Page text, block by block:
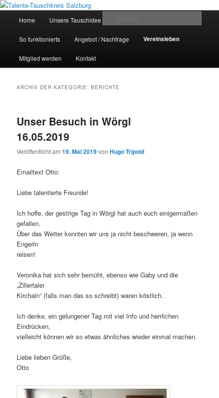
Zum
wechseln
Zum
wechselnTalente-Tauschkreis Salzburg
Home Unsere Tauschidee
So funktionierts Angebot / Nachfrage Vereinsleben
Mitglied werden Kontakt
ARCHIV DER KATEGORIE:BERICHTE
Unser Besuch in Wörgl
16.05.2019
Veröffentlicht am19. Mai 2019vonHugo Tripold
Emailtext Otto:
Liebe talentierte Freunde!
Ich hoffe, der gestrige Tag in Wörgl hat auch euch einigermaßen
gefallen.
Über das Wetter konnten wir uns ja nicht beschweren, ja wenn
Engerln
reisen!
Veronika hat sich sehr bemüht, ebenso wie Gaby und die
„Zillertaler
Kirchaln“ (falls man das so schreibt) waren köstlich.
Ich denke, ein gelungener Tag mit viel Info und herrlichen
Eindrücken,
vielleicht können wir so etwas ähnliches wieder einmal machen.
Liebe lieben Grüße,
Otto